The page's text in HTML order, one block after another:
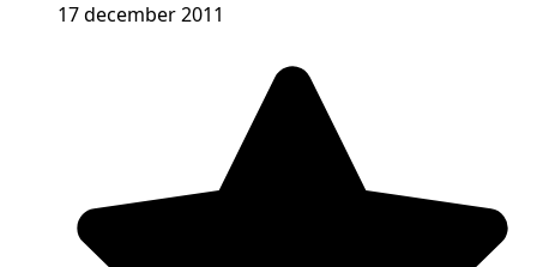
17 december 2011